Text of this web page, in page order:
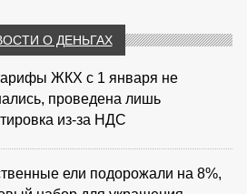
О ДЕНЬГАХ
ЖКХ с 1 января не
проведена лишь
из‑за НДС
ели подорожали на 8%,